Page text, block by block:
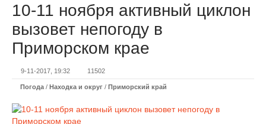
10-11 ноября активный циклон
вызовет непогоду в
Приморском крае
9-11-2017, 19:32 11502
Погода / Находка и округ / Приморский край